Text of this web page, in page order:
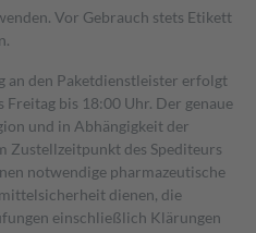
Vor Gebrauch stets Etikett
an den Paketdienstleister erfolgt
bis 18:00 Uhr. Der genaue
und in Abhängigkeit der
Zustellzeitpunkt des Spediteurs
notwendige pharmazeutische
dienen, die
einschließlich Klärungen